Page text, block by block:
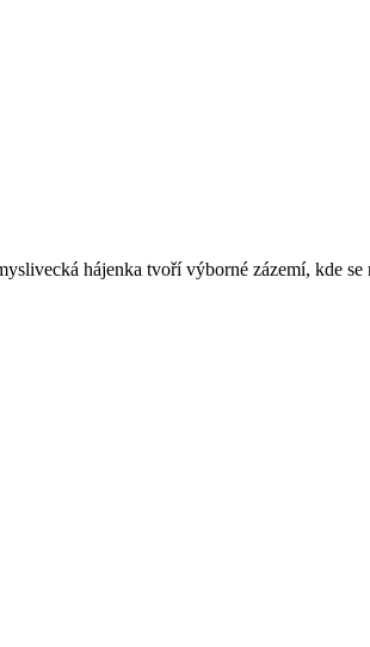
hájenka tvoří výborné zázemí, kde se